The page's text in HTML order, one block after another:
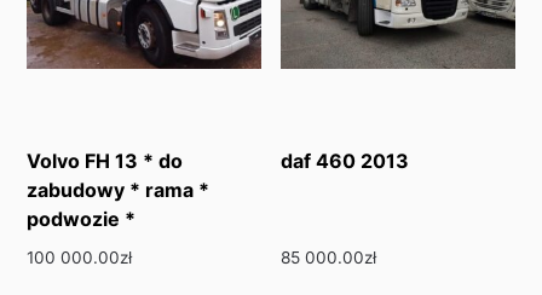
Volvo FH 13 * do
zabudowy * rama *
podwozie *
100 000.00zł
daf 460 2013
85 000.00zł